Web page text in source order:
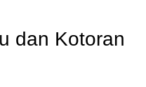
dan Kotoran